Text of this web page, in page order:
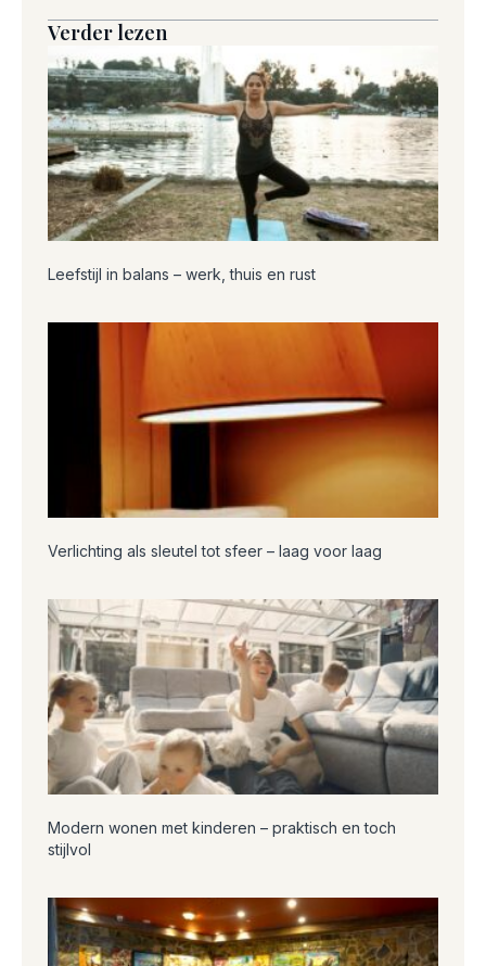
Verder lezen
Leefstijl in balans – werk, thuis en rust
Verlichting als sleutel tot sfeer – laag voor laag
Modern wonen met kinderen – praktisch en toch
stijlvol